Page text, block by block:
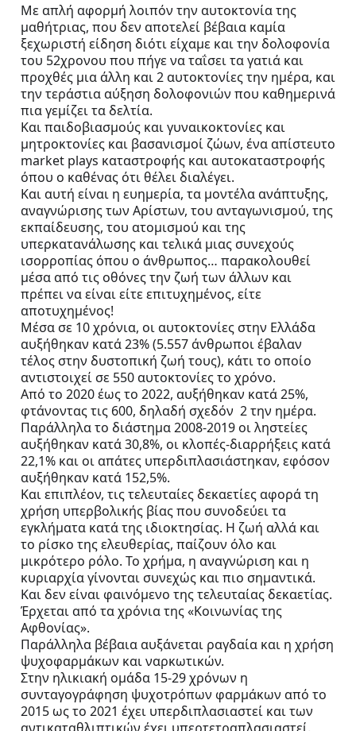
Με απλή αφορμή λοιπόν την αυτοκτονία της
μαθήτριας, που δεν αποτελεί βέβαια καμία
ξεχωριστή είδηση διότι είχαμε και την δολοφονία
του 52χρονου που πήγε να ταΐσει τα γατιά και
προχθές μια άλλη και 2 αυτοκτονίες την ημέρα, και
την τεράστια αύξηση δολοφονιών που καθημερινά
πια γεμίζει τα δελτία.
Και παιδοβιασμούς και γυναικοκτονίες και
μητροκτονίες και βασανισμοί ζώων, ένα απίστευτο
market plays καταστροφής και αυτοκαταστροφής
όπου ο καθένας ότι θέλει διαλέγει.
Και αυτή είναι η ευημερία, τα μοντέλα ανάπτυξης,
αναγνώρισης των Αρίστων, του ανταγωνισμού, της
εκπαίδευσης, του ατομισμού και της
υπερκατανάλωσης και τελικά μιας συνεχούς
ισορροπίας όπου ο άνθρωπος… παρακολουθεί
μέσα από τις οθόνες την ζωή των άλλων και
πρέπει να είναι είτε επιτυχημένος, είτε
αποτυχημένος!
Μέσα σε 10 χρόνια, οι αυτοκτονίες στην Ελλάδα
αυξήθηκαν κατά 23% (5.557 άνθρωποι έβαλαν
τέλος στην δυστοπική ζωή τους), κάτι το οποίο
αντιστοιχεί σε 550 αυτοκτονίες το χρόνο.
Από το 2020 έως το 2022, αυξήθηκαν κατά 25%,
φτάνοντας τις 600, δηλαδή σχεδόν  2 την ημέρα.
Παράλληλα το διάστημα 2008-2019 οι ληστείες
αυξήθηκαν κατά 30,8%, οι κλοπές-διαρρήξεις κατά
22,1% και οι απάτες υπερδιπλασιάστηκαν, εφόσον
αυξήθηκαν κατά 152,5%.
Και επιπλέον, τις τελευταίες δεκαετίες αφορά τη
χρήση υπερβολικής βίας που συνοδεύει τα
εγκλήματα κατά της ιδιοκτησίας. Η ζωή αλλά και
το ρίσκο της ελευθερίας, παίζουν όλο και
μικρότερο ρόλο. Το χρήμα, η αναγνώριση και η
κυριαρχία γίνονται συνεχώς και πιο σημαντικά.
Και δεν είναι φαινόμενο της τελευταίας δεκαετίας.
Έρχεται από τα χρόνια της «Κοινωνίας της
Αφθονίας».
Παράλληλα βέβαια αυξάνεται ραγδαία και η χρήση
ψυχοφαρμάκων και ναρκωτικών.
Στην ηλικιακή ομάδα 15-29 χρόνων η
συνταγογράφηση ψυχοτρόπων φαρμάκων από το
2015 ως το 2021 έχει υπερδιπλασιαστεί και των